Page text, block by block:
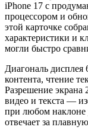
iPhone 17 с
процессором и
этой карточке
характеристики и
могли быстро
Диагональ дисплея
контента, чтение
Разрешение экрана
видео и текста —
при любом наклоне
отвечает за